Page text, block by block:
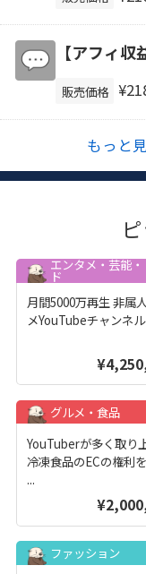
【アフィ
販売価格
もっと
エンタメ・芸能
ド
月間5000万再生 非属
メYouTubeチャンネル
グルメ・食品
YouTuberが多く取り
冷凍食品のECの権利
...
ファッション